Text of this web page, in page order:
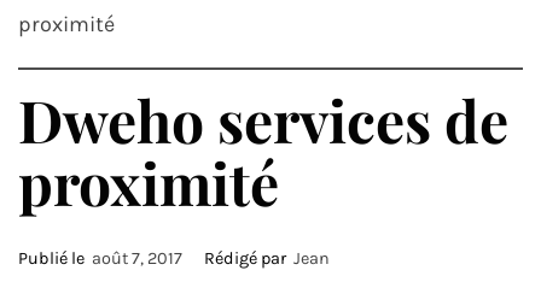
proximité
Dweho services de
proximité
Publié le août 7, 2017 Rédigé par Jean